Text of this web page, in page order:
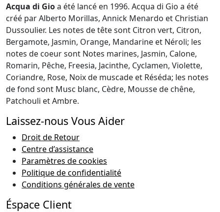
Acqua di Gioa été lancé en 1996. Acqua di Gio a été
créé par Alberto Morillas, Annick Menardo et Christian
Dussoulier. Les notes de tête sont Citron vert, Citron,
Bergamote, Jasmin, Orange, Mandarine et Néroli; les
notes de coeur sont Notes marines, Jasmin, Calone,
Romarin, Pêche, Freesia, Jacinthe, Cyclamen, Violette,
Coriandre, Rose, Noix de muscade et Réséda; les notes
de fond sont Musc blanc, Cèdre, Mousse de chêne,
Patchouli et Ambre.
Laissez-nous Vous Aider
Droit de Retour
Centre d’assistance
Paramètres de cookies
Politique de confidentialité
Conditions générales de vente
Éspace Client